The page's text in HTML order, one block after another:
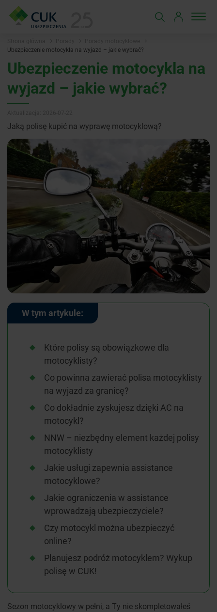
Ubezpieczenie motocykla na wyjazd – jakie wybrać?
Ubezpieczenie motocykla na
wyjazd – jakie wybrać?
Jaką polisę kupić na wyprawę motocyklową?
W tym artykule:
Które polisy są obowiązkowe dla
motocyklisty?
Co powinna zawierać polisa motocyklisty
na wyjazd za granicę?
Co dokładnie zyskujesz dzięki AC na
motocykl?
NNW – niezbędny element każdej polisy
motocyklisty
Jakie usługi zapewnia assistance
motocyklowe?
Jakie ograniczenia w assistance
wprowadzają ubezpieczyciele?
Czy motocykl można ubezpieczyć
online?
Planujesz podróż motocyklem? Wykup
polisę w CUK!
Sezon motocyklowy w pełni, a Ty nie skompletowałeś